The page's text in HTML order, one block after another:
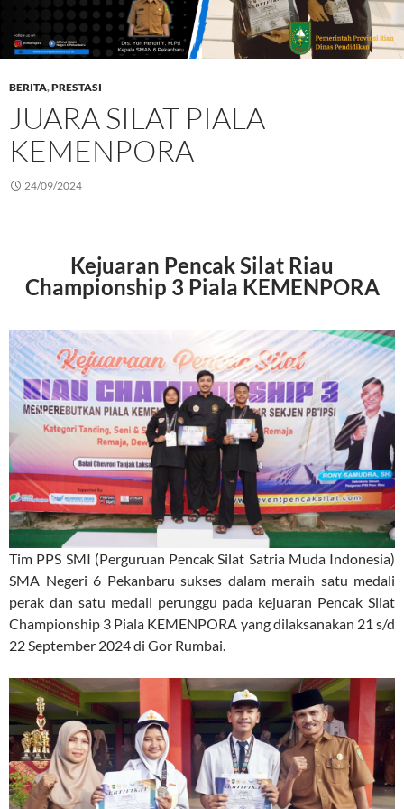
BERITA,PRESTASI
JUARA SILAT PIALA
KEMENPORA
24/09/2024
Kejuaran Pencak Silat Riau
Championship 3 Piala KEMENPORA
Tim PPS SMI (Perguruan Pencak Silat Satria Muda Indonesia)
SMA Negeri 6 Pekanbaru sukses dalam meraih satu medali
perak dan satu medali perunggu pada kejuaran Pencak Silat
Championship 3 Piala KEMENPORA yang dilaksanakan 21 s/d
22 September 2024 di Gor Rumbai.